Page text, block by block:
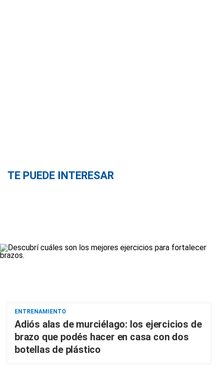
TE PUEDE INTERESAR
ENTRENAMIENTO
Adiós alas de murciélago: los ejercicios de
brazo que podés hacer en casa con dos
botellas de plástico